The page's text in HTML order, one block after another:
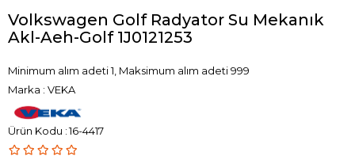
Volkswagen Golf Radyator Su Mekanık
Akl-Aeh-Golf 1J0121253
Minimum alım adeti 1, Maksimum alım adeti 999
Marka : VEKA
16-4417